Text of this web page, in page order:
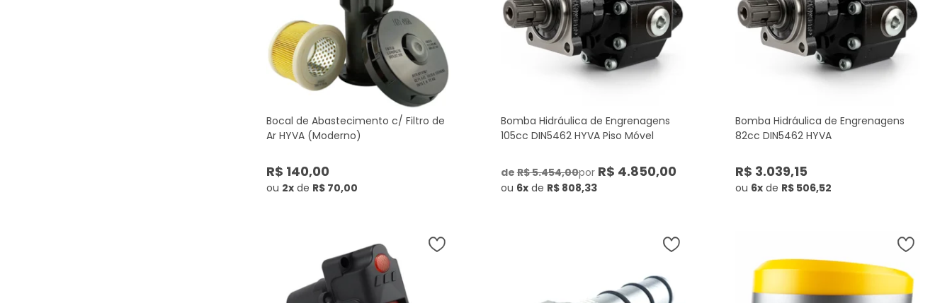
Bocal de Abastecimento c/ Filtro de
Ar HYVA (Moderno)
R$ 140,00
ou 2xde R$ 70,00
Bomba Hidráulica de Engrenagens
105cc DIN5462 HYVA Piso Móvel
de R$ 5.454,00porR$ 4.850,00
ou 6xde R$ 808,33
Bomba Hidráulica de Engrenagens
82cc DIN5462 HYVA
R$ 3.039,15
ou 6xde R$ 506,52